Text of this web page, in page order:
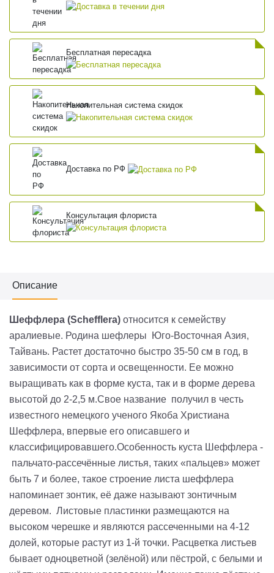
Бесплатная пересадка
Накопительная система скидок
Доставка по РФ
Консультация флориста
Описание
Шеффлера (Schefflera) относится к семейству
аралиевые. Родина шефлеры Юго-Восточная Азия,
Тайвань. Растет доста­точно быстро 35-50 см в год, в
зависимости от сор­та и освещенности. Ее мож­но
выращивать как в форме куста, так и в форме дерева
высотой до 2-2,5 м.Свое название получил в честь
известного немецкого ученого Якоба Христиана
Шеффлера, впервые его описавшего и
классифицировавшего.Особенность куста Шеффлера -
пальчато-рассечённые листья, таких «пальцев» может
быть 7 и более, такое строение листа шеффлера
напоминает зонтик, её даже называют зонтичным
деревом. Листовые пластинки размещаются на
высоком черешке и являются рассеченными на 4-12
долей, которые растут из 1-й точки. Расцветка листьев
бывает одноцветной (зелёной) или пёстрой, с белыми и